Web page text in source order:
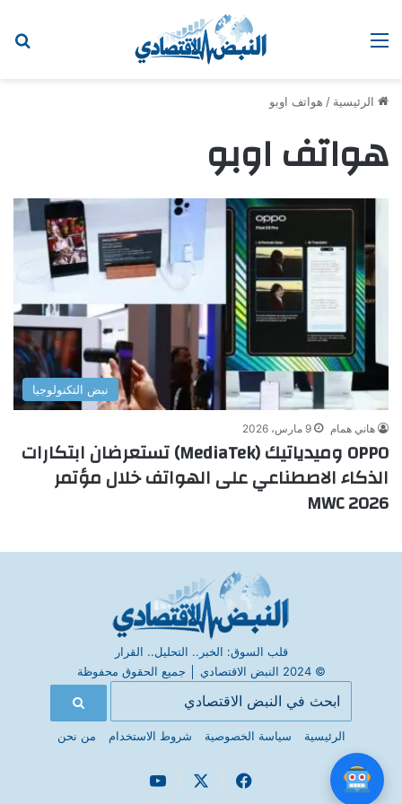
القائمة
الرئيسية / هواتف اوبو
هواتف اوبو
نبض التكنولوجيا
هاني همام 9 مارس، 2026
OPPO وميدياتيك (MediaTek) تستعرضان ابتكارات
الذكاء الاصطناعي على الهواتف خلال مؤتمر
MWC 2026
قلب السوق: الخبر.. التحليل.. القرار
© 2024 النبض الاقتصادي
جميع الحقوق محفوظة
الرئيسية سياسة الخصوصية شروط الاستخدام من نحن